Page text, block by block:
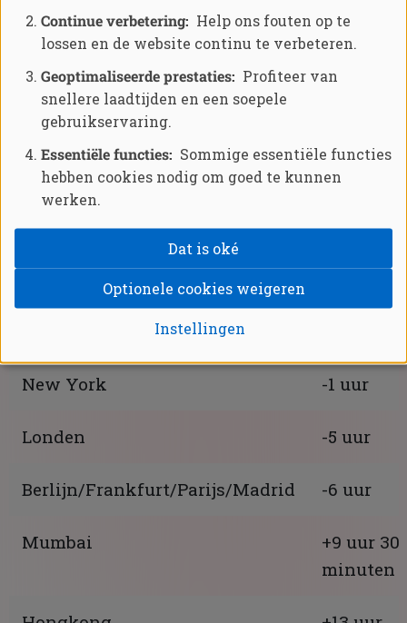
Tijdsverschil tussen belangrijke
wereldsteden en Havana
Stad
naar
Los Angeles
New York -1 uur
Londen -5 uur
Berlijn/Frankfurt/Parijs/Madrid -6 uur
Mumbai
+9 uur 30
minuten
Continue verbetering: Help ons fouten op te
lossen en de website continu te verbeteren.
Geoptimaliseerde prestaties: Profiteer van
snellere laadtijden en een soepele
gebruikservaring.
Essentiële functies: Sommige essentiële functies
hebben cookies nodig om goed te kunnen
werken.
Instellingen
Optionele cookies weigeren
Dat is oké